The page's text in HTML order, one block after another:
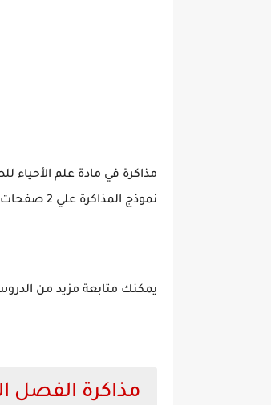
مذاكرة في مادة علم
نموذج المذاكرة علي 2 صفحات.
يمكنك متابعة مزيد من
مذاكرة الفصل